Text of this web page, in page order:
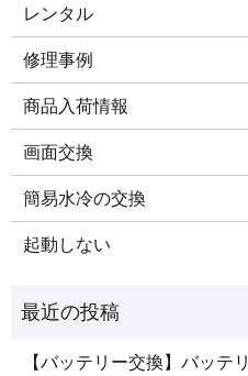
レンタル
修理事例
商品入荷情報
画面交換
簡易水冷の交換
起動しない
【バッテリー交換】バッテ